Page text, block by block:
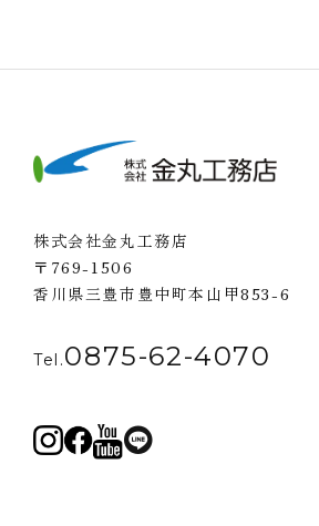
株式会社金丸工務店
〒769-1506
香川県三豊市豊中町本山甲853-6
Tel.0875-62-4070